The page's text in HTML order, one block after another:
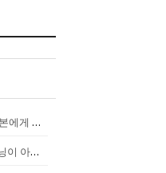
존 F. 케네디 대통령에게 한국의 통치를 일본에게 넘기는걸 반대한 펄벅 ...
게임스탑(gamestop) 사태는 단순한 해프닝이 아니다.